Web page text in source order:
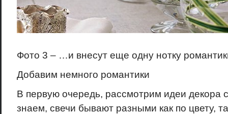
Фото 3 – …и внесут еще одну нотку
Добавим немного романтики
В первую очередь, рассмотрим идеи декора
знаем, свечи бывают разными как по цвету,